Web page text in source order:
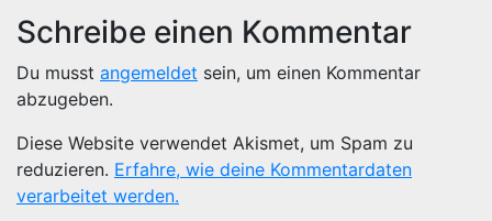
Schreibe einen Kommentar
Du musst angemeldet sein, um einen Kommentar
abzugeben.
Diese Website verwendet Akismet, um Spam zu
reduzieren. Erfahre, wie deine Kommentardaten
verarbeitet werden.